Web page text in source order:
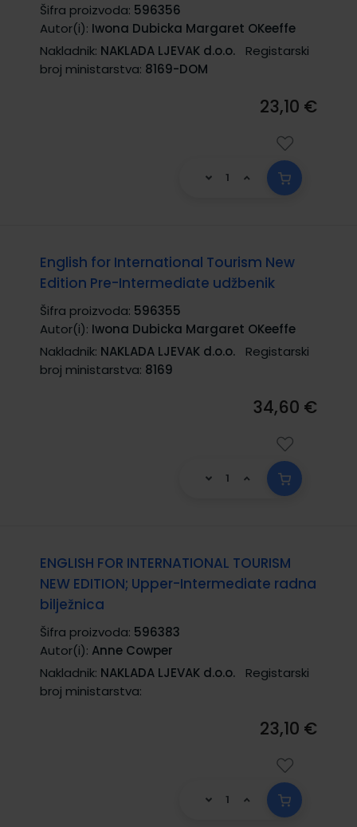
Šifra proizvoda: 596356
Autor(i): Iwona Dubicka Margaret OKeeffe
Nakladnik: NAKLADA LJEVAK d.o.o.
Registarski
broj ministarstva: 8169-DOM
23,10 €
English for International Tourism New
Edition Pre-Intermediate udžbenik
Šifra proizvoda: 596355
Autor(i): Iwona Dubicka Margaret OKeeffe
Nakladnik: NAKLADA LJEVAK d.o.o.
Registarski
broj ministarstva: 8169
34,60 €
ENGLISH FOR INTERNATIONAL TOURISM
NEW EDITION; Upper-Intermediate radna
bilježnica
Šifra proizvoda: 596383
Autor(i): Anne Cowper
Nakladnik: NAKLADA LJEVAK d.o.o.
Registarski
broj ministarstva:
23,10 €